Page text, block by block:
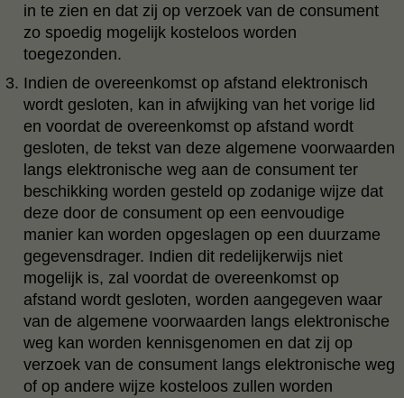
in te zien en dat zij op verzoek van de consument
zo spoedig mogelijk kosteloos worden
toegezonden.
Indien de overeenkomst op afstand elektronisch
wordt gesloten, kan in afwijking van het vorige lid
en voordat de overeenkomst op afstand wordt
gesloten, de tekst van deze algemene voorwaarden
langs elektronische weg aan de consument ter
beschikking worden gesteld op zodanige wijze dat
deze door de consument op een eenvoudige
manier kan worden opgeslagen op een duurzame
gegevensdrager. Indien dit redelijkerwijs niet
mogelijk is, zal voordat de overeenkomst op
afstand wordt gesloten, worden aangegeven waar
van de algemene voorwaarden langs elektronische
weg kan worden kennisgenomen en dat zij op
verzoek van de consument langs elektronische weg
of op andere wijze kosteloos zullen worden